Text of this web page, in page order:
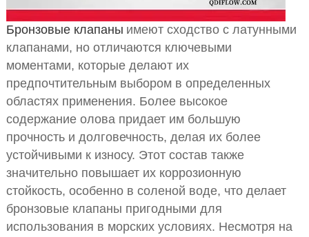
Бронзовые клапаны имеют сходство с латунными
клапанами, но отличаются ключевыми
моментами, которые делают их
предпочтительным выбором в определенных
областях применения. Более высокое
содержание олова придает им большую
прочность и долговечность, делая их более
устойчивыми к износу. Этот состав также
значительно повышает их коррозионную
стойкость, особенно в соленой воде, что делает
бронзовые клапаны пригодными для
использования в морских условиях. Несмотря на